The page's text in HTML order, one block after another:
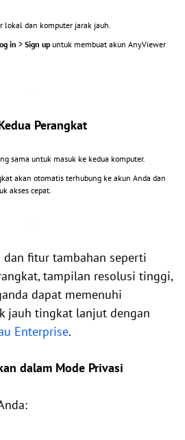
lokal dan komputer jarak jauh.
in > Sign up untuk membuat akun AnyViewer
Perangkat
sama untuk masuk ke kedua komputer.
akan otomatis terhubung ke akun Anda dan
akses cepat.
dan fitur tambahan seperti
tampilan resolusi tinggi,
dapat memenuhi
jauh tingkat lanjut dengan
Enterprise.
dalam Mode Privasi